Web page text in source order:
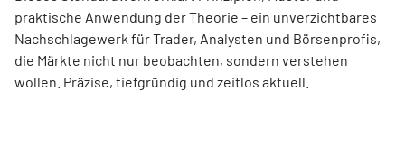
praktische Anwendung der Theorie – ein unverzichtbares
Nachschlagewerk für Trader, Analysten und Börsenprofis,
die Märkte nicht nur beobachten, sondern verstehen
wollen. Präzise, tiefgründig und zeitlos aktuell.